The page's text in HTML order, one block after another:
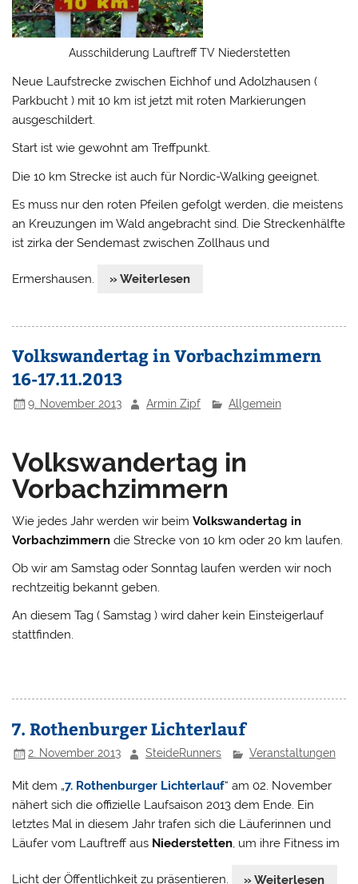
Ausschilderung Lauftreff TV Niederstetten
Neue Laufstrecke zwischen Eichhof und Adolzhausen (
Parkbucht ) mit 10 km ist jetzt mit roten Markierungen
ausgeschildert.
Start ist wie gewohnt am Treffpunkt.
Die 10 km Strecke ist auch für Nordic-Walking geeignet.
Es muss nur den roten Pfeilen gefolgt werden, die meistens
an Kreuzungen im Wald angebracht sind. Die Streckenhälfte
ist zirka der Sendemast zwischen Zollhaus und
Ermershausen. » Weiterlesen
Volkswandertag in Vorbachzimmern
16-17.11.2013
9. November 2013 Armin Zipf Allgemein
Volkswandertag in
Vorbachzimmern
Wie jedes Jahr werden wir beimVolkswandertag in
Vorbachzimmern die Strecke von 10 km oder 20 km laufen.
Ob wir am Samstag oder Sonntag laufen werden wir noch
rechtzeitig bekannt geben.
An diesem Tag ( Samstag ) wird daher kein Einsteigerlauf
stattfinden.
7. Rothenburger Lichterlauf
2. November 2013 SteideRunners Veranstaltungen
Mit dem „7. Rothenburger Lichterlauf“ am 02. November
nähert sich die offizielle Laufsaison 2013 dem Ende. Ein
letztes Mal in diesem Jahr trafen sich die Läuferinnen und
Läufer vom Lauftreff aus Niederstetten, um ihre Fitness im
Licht der Öffentlichkeit zu präsentieren. » Weiterlesen